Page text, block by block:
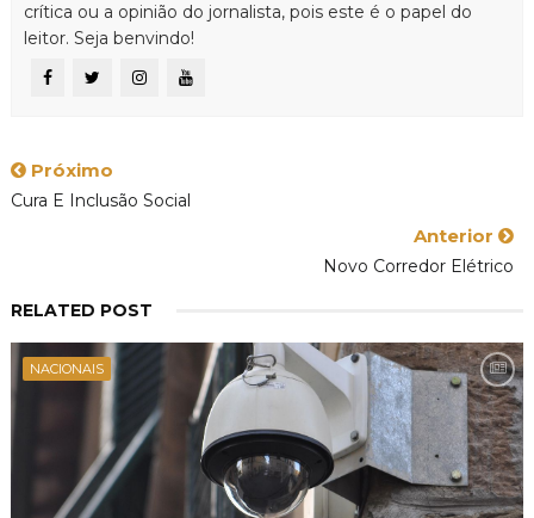
crítica ou a opinião do jornalista, pois este é o papel do
leitor. Seja benvindo!
Próximo
Cura E Inclusão Social
Anterior
Novo Corredor Elétrico
RELATED POST
NACIONAIS